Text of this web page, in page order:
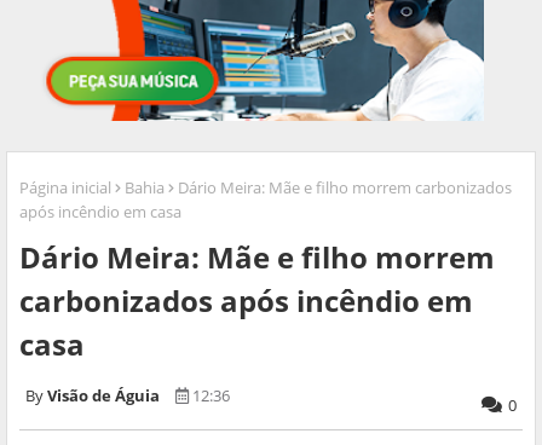
Página inicial Bahia
Dário Meira: Mãe e filho morrem carbonizados
após incêndio em casa
Dário Meira: Mãe e filho morrem
carbonizados após incêndio em
casa
Visão de Águia 12:36 0